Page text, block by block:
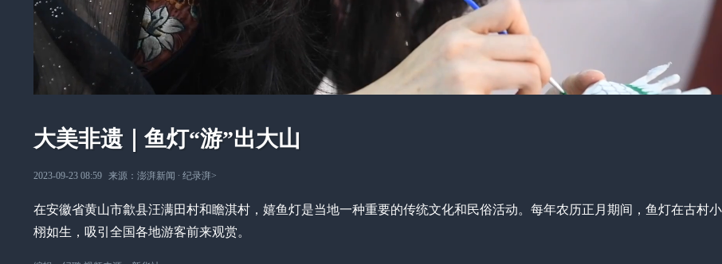
大美非遗｜鱼灯“游”出大山
2023-09-23 08:59 来源： 澎湃新闻 ∙ 纪录湃>
在安徽省黄山市歙县汪满田村和瞻淇村，嬉鱼灯是当地一种重要的传统文化和民俗活动。每年农历正月期间，鱼灯在古村
栩如生，吸引全国各地游客前来观赏。